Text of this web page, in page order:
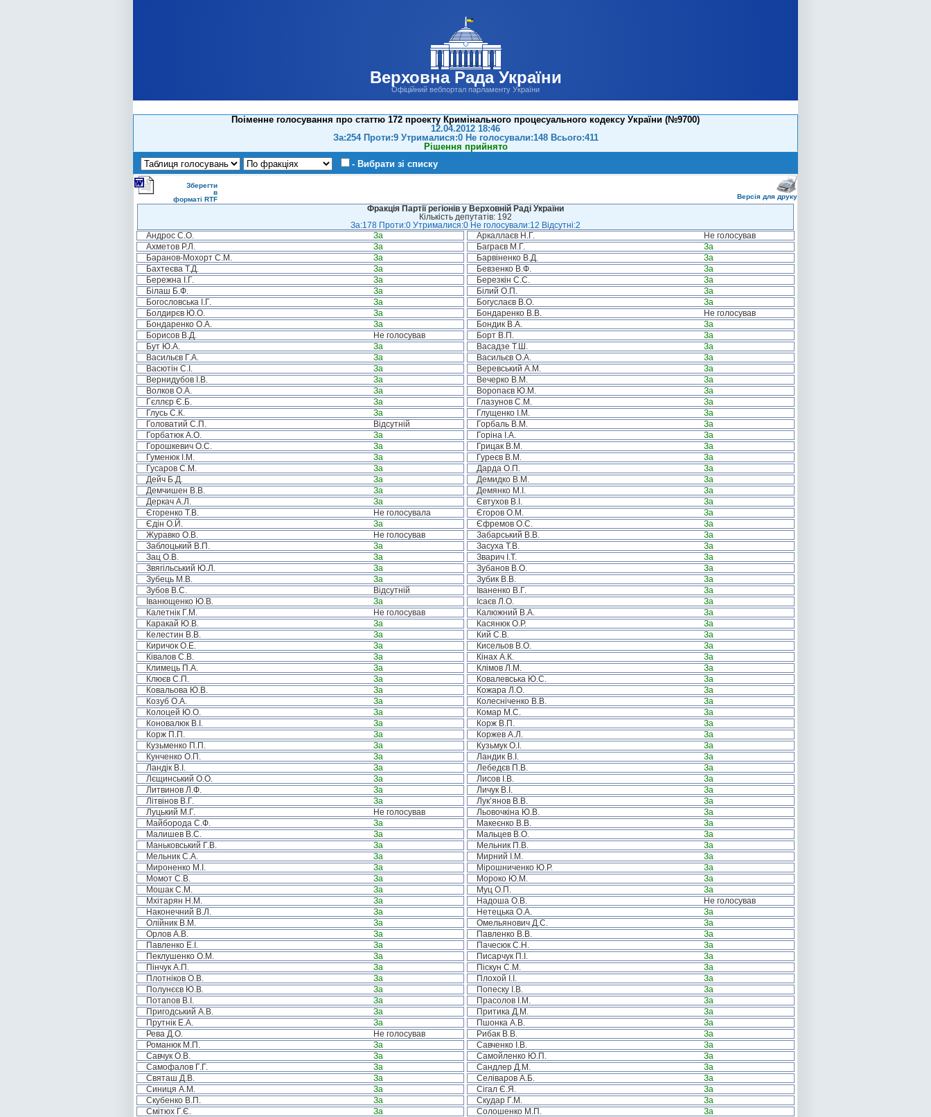
Верховна Рада України
Офіційний вебпортал парламенту України
Поіменне голосування про статтю 172 проекту Кримінального процесуального кодексу України (№9700)
12.04.2012 18:46
За:254 Проти:9 Утрималися:0 Не голосували:148 Всього:411
Рішення прийнято
- Вибрати зі списку
Зберегти
в
форматі RTF
Версія для друку
Фракція Партії регіонів у Верховній Раді України
Кількість депутатів: 192
За:178 Проти:0 Утрималися:0 Не голосували:12 Відсутні:2
Андрос С.О.
За Аркаллаєв Н.Г.
Не голосував
Ахметов Р.Л.
За Баграєв М.Г.
За
Баранов-Мохорт С.М.
За Барвіненко В.Д.
За
Бахтеєва Т.Д.
За Бевзенко В.Ф.
За
Бережна І.Г.
За Березкін С.С.
За
Білаш Б.Ф.
За Білий О.П.
За
Богословська І.Г.
За Богуслаєв В.О.
За
Болдирєв Ю.О.
За Бондаренко В.В.
Не голосував
Бондаренко О.А.
За Бондик В.А.
За
Борисов В.Д.
Не голосував Борт В.П.
За
Бут Ю.А.
За Васадзе Т.Ш.
За
Васильєв Г.А.
За Васильєв О.А.
За
Васютін С.І.
За Веревський А.М.
За
Вернидубов І.В.
За Вечерко В.М.
За
Волков О.А.
За Воропаєв Ю.М.
За
Гєллєр Є.Б.
За Глазунов С.М.
За
Глусь С.К.
За Глущенко І.М.
За
Головатий С.П.
Відсутній Горбаль В.М.
За
Горбатюк А.О.
За Горіна І.А.
За
Горошкевич О.С.
За Грицак В.М.
За
Гуменюк І.М.
За Гуреєв В.М.
За
Гусаров С.М.
За Дарда О.П.
За
Дейч Б.Д.
За Демидко В.М.
За
Демчишен В.В.
За Демянко М.І.
За
Деркач А.Л.
За Євтухов В.І.
За
Єгоренко Т.В.
Не голосувала Єгоров О.М.
За
Єдін О.Й.
За Єфремов О.С.
За
Журавко О.В.
Не голосував Забарський В.В.
За
Заблоцький В.П.
За Засуха Т.В.
За
Зац О.В.
За Зварич І.Т.
За
Звягільський Ю.Л.
За Зубанов В.О.
За
Зубець М.В.
За Зубик В.В.
За
Зубов В.С.
Відсутній Іваненко В.Г.
За
Іванющенко Ю.В.
За Ісаєв Л.О.
За
Калетнік Г.М.
Не голосував Калюжний В.А.
За
Каракай Ю.В.
За Касянюк О.Р.
За
Келестин В.В.
За Кий С.В.
За
Киричок О.Е.
За Кисельов В.О.
За
Ківалов С.В.
За Кінах А.К.
За
Климець П.А.
За Клімов Л.М.
За
Клюєв С.П.
За Ковалевська Ю.С.
За
Ковальова Ю.В.
За Кожара Л.О.
За
Козуб О.А.
За Колесніченко В.В.
За
Колоцей Ю.О.
За Комар М.С.
За
Коновалюк В.І.
За Корж В.П.
За
Корж П.П.
За Коржев А.Л.
За
Кузьменко П.П.
За Кузьмук О.І.
За
Кунченко О.П.
За Ландик В.І.
За
Ландік В.І.
За Лебедєв П.В.
За
Лєщинський О.О.
За Лисов І.В.
За
Литвинов Л.Ф.
За Личук В.І.
За
Літвінов В.Г.
За Лук’янов В.В.
За
Луцький М.Г.
Не голосував Льовочкіна Ю.В.
За
Майборода С.Ф.
За Макеєнко В.В.
За
Малишев В.С.
За Мальцев В.О.
За
Маньковський Г.В.
За Мельник П.В.
За
Мельник С.А.
За Мирний І.М.
За
Мироненко М.І.
За Мірошниченко Ю.Р.
За
Момот С.В.
За Мороко Ю.М.
За
Мошак С.М.
За Муц О.П.
За
Мхітарян Н.М.
За Надоша О.В.
Не голосував
Наконечний В.Л.
За Нетецька О.А.
За
Олійник В.М.
За Омельянович Д.С.
За
Орлов А.В.
За Павленко В.В.
За
Павленко Е.І.
За Пачесюк С.Н.
За
Пеклушенко О.М.
За Писарчук П.І.
За
Пінчук А.П.
За Піскун С.М.
За
Плотніков О.В.
За Плохой І.І.
За
Полунєєв Ю.В.
За Попеску І.В.
За
Потапов В.І.
За Прасолов І.М.
За
Пригодський А.В.
За Притика Д.М.
За
Прутнік Е.А.
За Пшонка А.В.
За
Рева Д.О.
Не голосував Рибак В.В.
За
Романюк М.П.
За Савченко І.В.
За
Савчук О.В.
За Самойленко Ю.П.
За
Самофалов Г.Г.
За Сандлер Д.М.
За
Святаш Д.В.
За Селіваров А.Б.
За
Синиця А.М.
За Сігал Є.Я.
За
Скубенко В.П.
За Скудар Г.М.
За
Смітюх Г.Є.
За Солошенко М.П.
За